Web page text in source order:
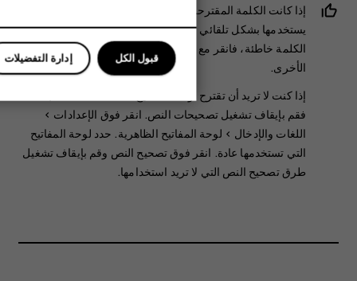
الأجهزة اللوحية
إذا كانت الكلمة المقترحة محددة بالخط السميك، فإن هاتفك
يستخدمها بشكل تلقائي لاستبدال الكلمة التي كتبتها. إذا كانت
الكلمة خاطئة، فانقر مع الاستمرار لرؤية بعض الاقتراحات
الأخرى.
إذا كنت لا تريد أن تقترح لوحة المفاتيح الكلمات أثناء الكتابة،
فقم بإيقاف تشغيل تصحيحات النص. انقر فوق الإعدادات >
اللغات والإدخال > لوحة المفاتيح الظاهرية. حدد لوحة المفاتيح
التي تستخدمها عادة. انقر فوق تصحيح النص وقم بإيقاف تشغيل
طرق تصحيح النص التي لا تريد استخدامها.
إدارة التفضيلات قبول الكل